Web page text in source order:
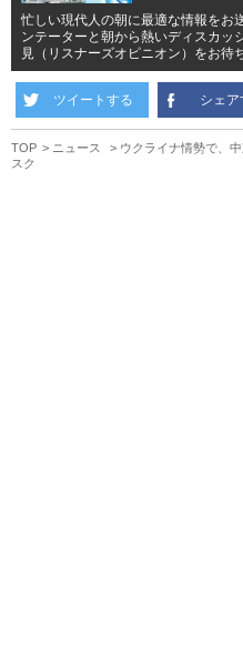
忙しい現代人の朝に最適な情報をお
ンテーターと朝から熱いディスカッ
見（リスナーズオピニオン）をお待
ツイートする シェア
TOP ニュース
ウクライナ情勢で、
スク